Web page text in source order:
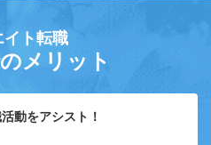
イト転職
メリット
動をアシスト！